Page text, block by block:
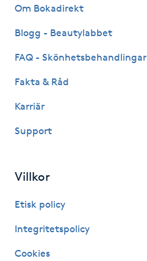
Microshading
Mixfransar
N
Nagelförlängning
Nagelförlängning silke
Om Bokadirekt
Blogg - Beautylabbet
FAQ - Skönhetsbehandlingar
Fakta & Råd
Karriär
Support
Villkor
Etisk policy
Integritetspolicy
Cookies